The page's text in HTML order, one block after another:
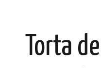
Torta